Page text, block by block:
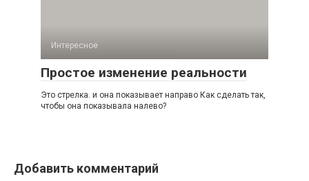
Интересное
Простое изменение реальности
Это стрелка. и она показывает направо Как сделать так,
чтобы она показывала налево?
Добавить комментарий